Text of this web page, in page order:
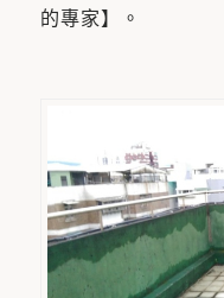
的專家】。